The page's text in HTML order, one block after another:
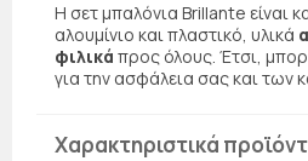
Η σετ μπαλόνια Brillante είναι
αλουμίνιο και πλαστικό, υλικά
φιλικά προς όλους. Έτσι,
για την ασφάλεια σας και των
Χαρακτηριστικά